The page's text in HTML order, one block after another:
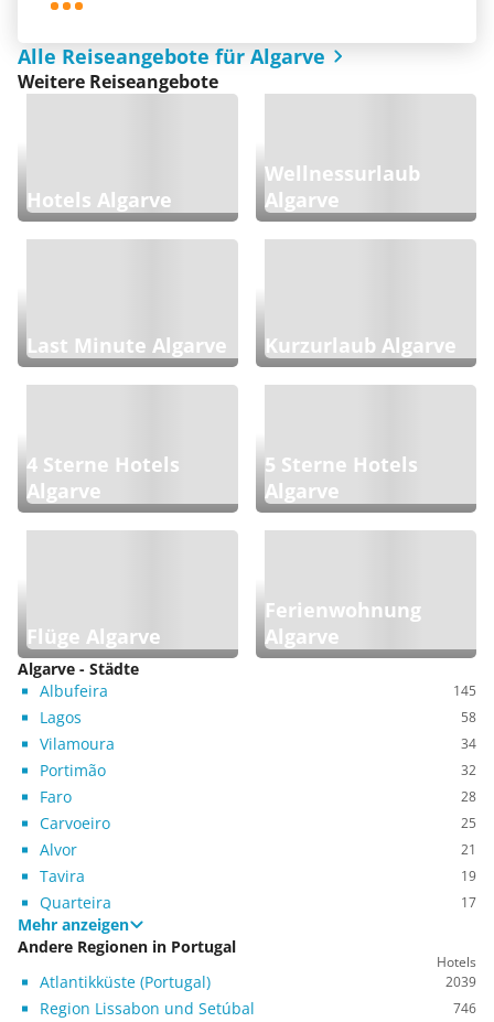
Alle Reiseangebote für Algarve
Weitere Reiseangebote
Hotels Algarve
Wellnessurlaub
Algarve
Last Minute Algarve Kurzurlaub Algarve
4 Sterne Hotels
Algarve
5 Sterne Hotels
Algarve
Flüge Algarve
Ferienwohnung
Algarve
Algarve - Städte
Albufeira
145
Lagos 58
Vilamoura 34
Portimão 32
Faro 28
Carvoeiro 25
Alvor 21
Tavira 19
Quarteira 17
Mehr anzeigen
Andere Regionen in Portugal
Hotels
Atlantikküste (Portugal) 2039
Region Lissabon und Setúbal 746